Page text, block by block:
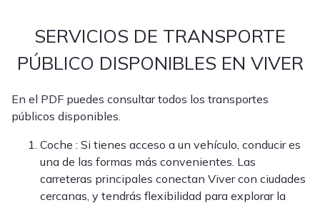
SERVICIOS DE TRANSPORTE
PÚBLICO DISPONIBLES EN VIVER
En el PDF puedes consultar todos los transportes
públicos disponibles.
Coche : Si tienes acceso a un vehículo, conducir es
una de las formas más convenientes. Las
carreteras principales conectan Viver con ciudades
cercanas, y tendrás flexibilidad para explorar la